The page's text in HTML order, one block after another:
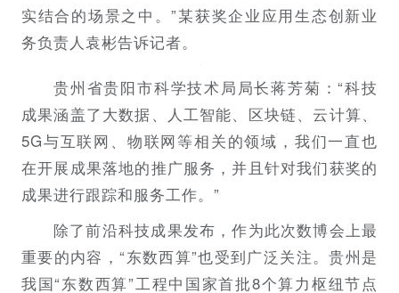
实结合的场景之中。”某获奖企业应用生态创新业
务负责人袁彬告诉记者。
贵州省贵阳市科学技术局局长蒋芳菊：“科技
成果涵盖了大数据、人工智能、区块链、云计算、
5G与互联网、物联网等相关的领域，我们一直也
在开展成果落地的推广服务，并且针对我们获奖的
成果进行跟踪和服务工作。”
除了前沿科技成果发布，作为此次数博会上最
重要的内容，“东数西算”也受到广泛关注。贵州是
我国“东数西算”工程中国家首批8个算力枢纽节点